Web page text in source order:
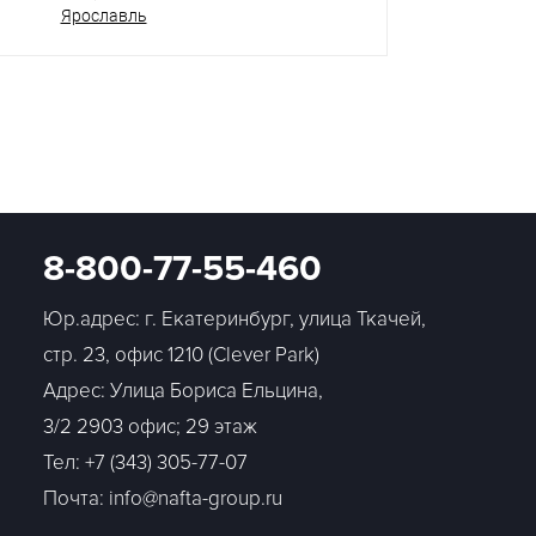
Ярославль
8-800-77-55-460
Юр.адрес: г. Екатеринбург, улица Ткачей,
стр. 23, офис 1210 (Clever Park)
Адрес: Улица Бориса Ельцина,
3/2 2903 офис; 29 этаж
Тел: +7 (343) 305-77-07
Почта: info@nafta-group.ru